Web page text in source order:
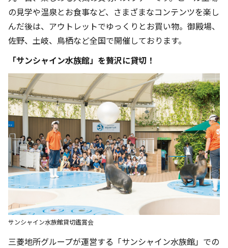
の見学や温泉とお食事など、さまざまなコンテンツを楽し
んだ後は、アウトレットでゆっくりとお買い物。御殿場、
佐野、土岐、鳥栖など全国で開催しております。
「サンシャイン水族館」を贅沢に貸切！
サンシャイン水族館貸切鑑賞会
三菱地所グループが運営する「サンシャイン水族館」での